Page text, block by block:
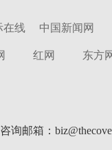
在线 中国新闻网
红网 东方
咨询邮箱：